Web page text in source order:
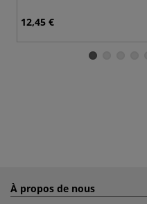
12,45 €
À propos de nous